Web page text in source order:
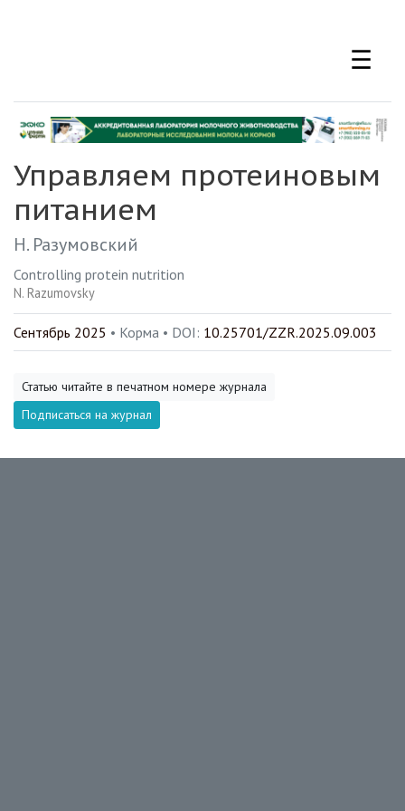
☰
Управляем протеиновым
питанием
Н. Разумовский
Controlling protein nutrition
N. Razumovsky
Сентябрь 2025 • Корма • DOI: 10.25701/ZZR.2025.09.003
Статью читайте в печатном номере журнала
Подписаться на журнал